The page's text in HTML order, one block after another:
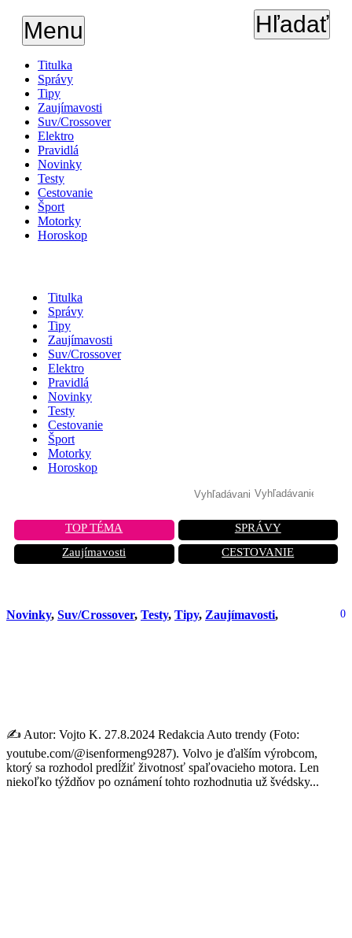
Menu Hľadať
Titulka
Správy
Tipy
Zaujímavosti
Suv/Crossover
Elektro
Pravidlá
Novinky
Testy
Cestovanie
Šport
Motorky
Horoskop
Titulka
Správy
Tipy
Zaujímavosti
Suv/Crossover
Elektro
Pravidlá
Novinky
Testy
Cestovanie
Šport
Motorky
Horoskop
TOP TÉMA
SPRÁVY
Zaujímavosti
CESTOVANIE
Novinky, Suv/Crossover, Testy, Tipy, Zaujímavosti, 0
✍️ Autor: Vojto K. 27.8.2024 Redakcia Auto trendy (Foto:
youtube.com/@isenformeng9287). Volvo je ďalším výrobcom,
ktorý sa rozhodol predĺžiť životnosť spaľovacieho motora. Len
niekoľko týždňov po oznámení tohto rozhodnutia už švédsky...